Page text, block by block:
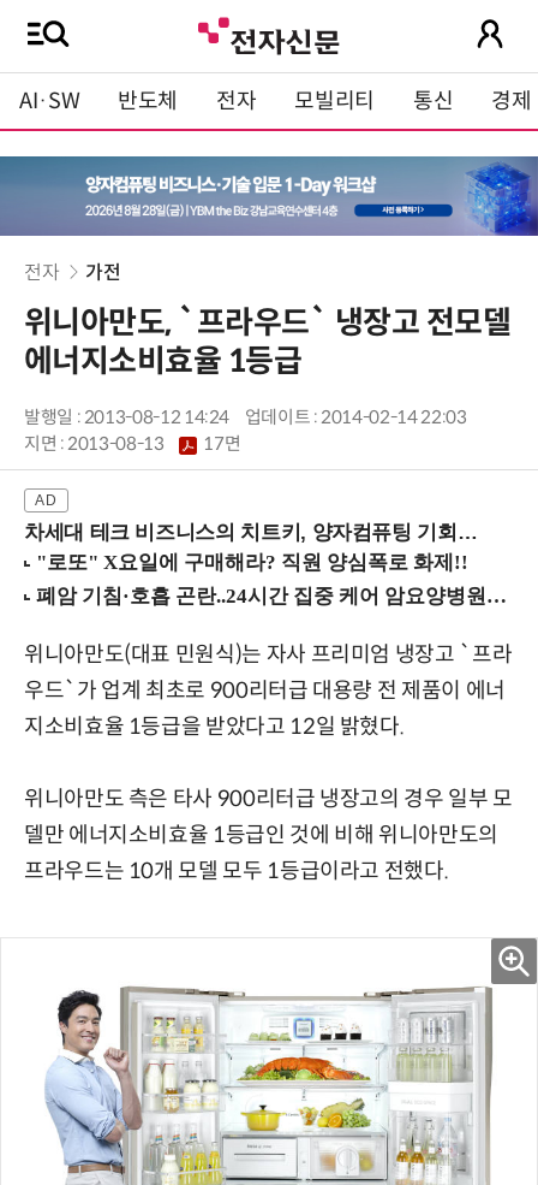
AI·SW 반도체 전자 모빌리티 통신 경제
전자 가전
위니아만도, `프라우드` 냉장고 전모델
에너지소비효율 1등급
발행일 : 2013-08-12 14:24
업데이트 : 2014-02-14 22:03
지면 :2013-08-13 17면
차세대 테크 비즈니스의 치트키, 양자컴퓨팅 기회를 선점하라! (8/28 강남역)
위니아만도(대표 민원식)는 자사 프리미엄 냉장고 `프라
우드`가 업계 최초로 900리터급 대용량 전 제품이 에너
지소비효율 1등급을 받았다고 12일 밝혔다.
위니아만도 측은 타사 900리터급 냉장고의 경우 일부 모
델만 에너지소비효율 1등급인 것에 비해 위니아만도의
프라우드는 10개 모델 모두 1등급이라고 전했다.